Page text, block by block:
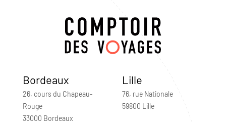
Bordeaux
26, cours du Chapeau-
Rouge
33000 Bordeaux
Lille
76, rue Nationale
59800 Lille